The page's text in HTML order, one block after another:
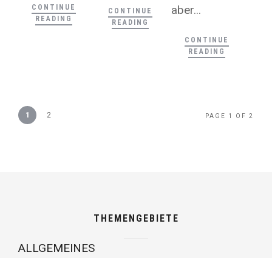
CONTINUE
READING
CONTINUE
READING
aber...
CONTINUE
READING
1 2 PAGE 1 OF 2
THEMENGEBIETE
ALLGEMEINES